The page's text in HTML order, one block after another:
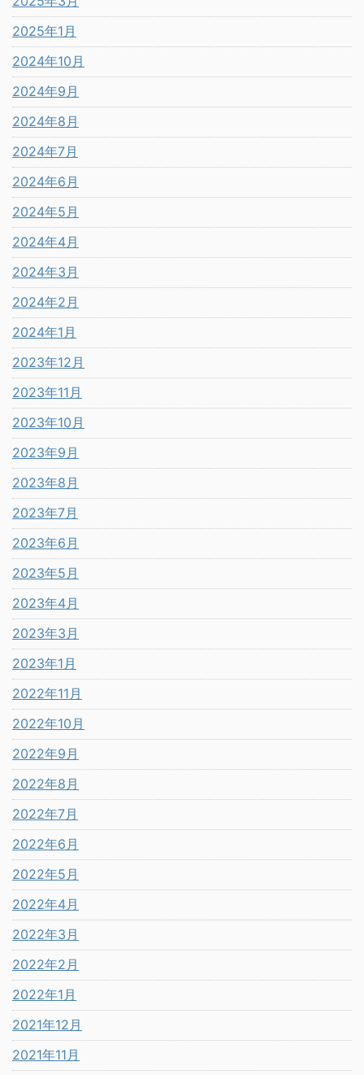
2025年1月
2024年10月
2024年9月
2024年8月
2024年7月
2024年6月
2024年5月
2024年4月
2024年3月
2024年2月
2024年1月
2023年12月
2023年11月
2023年10月
2023年9月
2023年8月
2023年7月
2023年6月
2023年5月
2023年4月
2023年3月
2023年1月
2022年11月
2022年10月
2022年9月
2022年8月
2022年7月
2022年6月
2022年5月
2022年4月
2022年3月
2022年2月
2022年1月
2021年12月
2021年11月